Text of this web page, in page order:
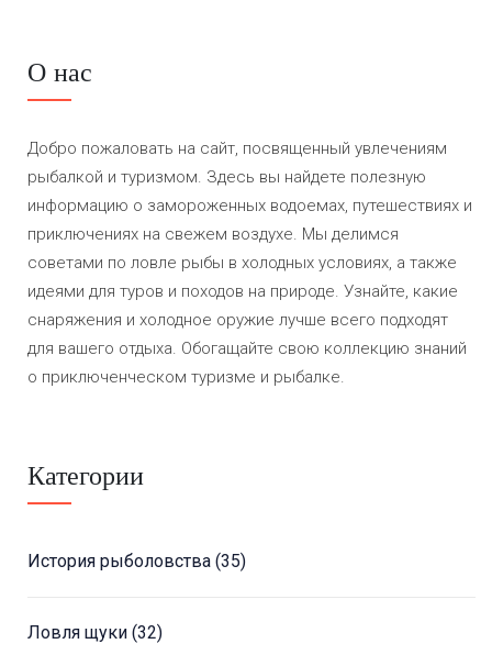
О нас
Добро пожаловать на сайт, посвященный увлечениям
рыбалкой и туризмом. Здесь вы найдете полезную
информацию о замороженных водоемах, путешествиях и
приключениях на свежем воздухе. Мы делимся
советами по ловле рыбы в холодных условиях, а также
идеями для туров и походов на природе. Узнайте, какие
снаряжения и холодное оружие лучше всего подходят
для вашего отдыха. Обогащайте свою коллекцию знаний
о приключенческом туризме и рыбалке.
Категории
История рыболовства (35)
Ловля щуки (32)